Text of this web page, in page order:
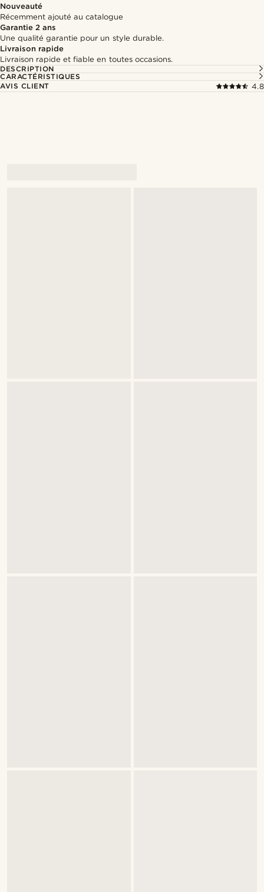
Nouveauté
Récemment ajouté au catalogue
Garantie 2 ans
Une qualité garantie pour un style durable.
Livraison rapide
Livraison rapide et fiable en toutes occasions.
DESCRIPTION
CARACTÉRISTIQUES
AVIS CLIENT
4.8